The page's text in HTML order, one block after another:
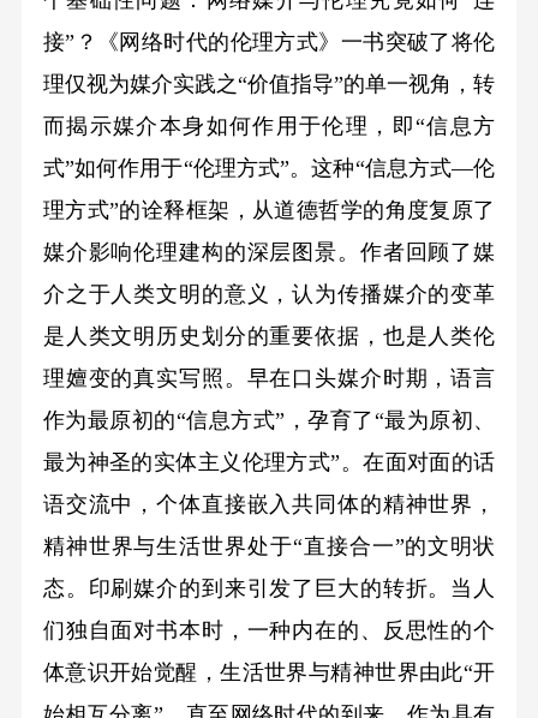
接”？《网络时代的伦理方式》一书突破了将伦
理仅视为媒介实践之“价值指导”的单一视角，转
而揭示媒介本身如何作用于伦理，即“信息方
式”如何作用于“伦理方式”。这种“信息方式—伦
理方式”的诠释框架，从道德哲学的角度复原了
媒介影响伦理建构的深层图景。作者回顾了媒
介之于人类文明的意义，认为传播媒介的变革
是人类文明历史划分的重要依据，也是人类伦
理嬗变的真实写照。早在口头媒介时期，语言
作为最原初的“信息方式”，孕育了“最为原初、
最为神圣的实体主义伦理方式”。在面对面的话
语交流中，个体直接嵌入共同体的精神世界，
精神世界与生活世界处于“直接合一”的文明状
态。印刷媒介的到来引发了巨大的转折。当人
们独自面对书本时，一种内在的、反思性的个
体意识开始觉醒，生活世界与精神世界由此“开